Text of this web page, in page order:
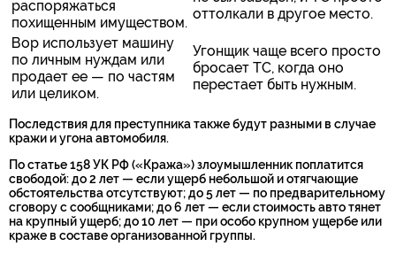
распоряжаться
похищенным имуществом.
оттолкали в другое место.
Вор использует машину
по личным нуждам или
продает ее — по частям
или целиком.
Угонщик чаще всего просто
бросает ТС, когда оно
перестает быть нужным.
Последствия для преступника также будут разными в случае
кражи и угона автомобиля.
По статье 158 УК РФ («Кража») злоумышленник поплатится
свободой: до 2 лет — если ущерб небольшой и отягчающие
обстоятельства отсутствуют; до 5 лет — по предварительному
сговору с сообщниками; до 6 лет — если стоимость авто тянет
на крупный ущерб; до 10 лет — при особо крупном ущербе или
краже в составе организованной группы.